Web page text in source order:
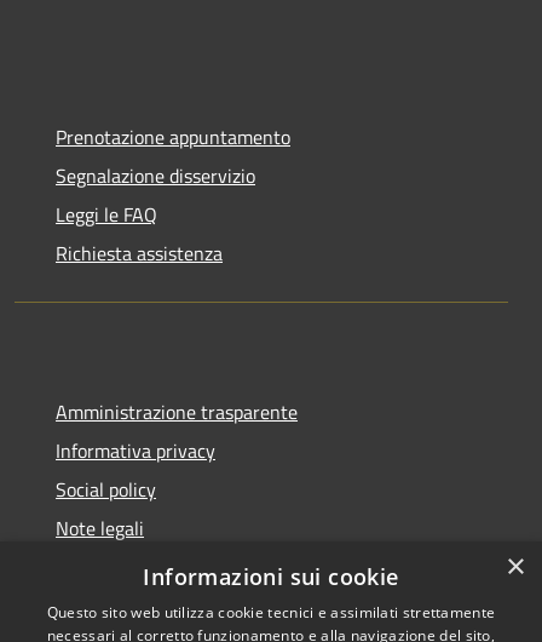
Prenotazione appuntamento
Segnalazione disservizio
Leggi le FAQ
Richiesta assistenza
Amministrazione trasparente
Informativa privacy
Social policy
Note legali
Dichiarazione di accessibilità
×
Informazioni sui cookie
Questo sito web utilizza cookie tecnici e assimilati strettamente
necessari al corretto funzionamento e alla navigazione del sito,